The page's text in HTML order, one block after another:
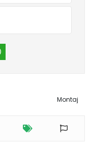
Montaj